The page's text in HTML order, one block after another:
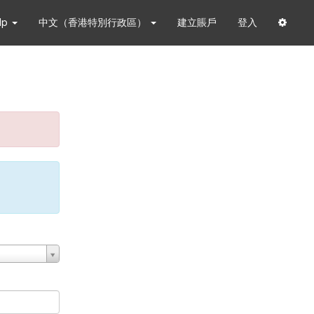
中文（香港特別行政區） 建立賬戶 登入